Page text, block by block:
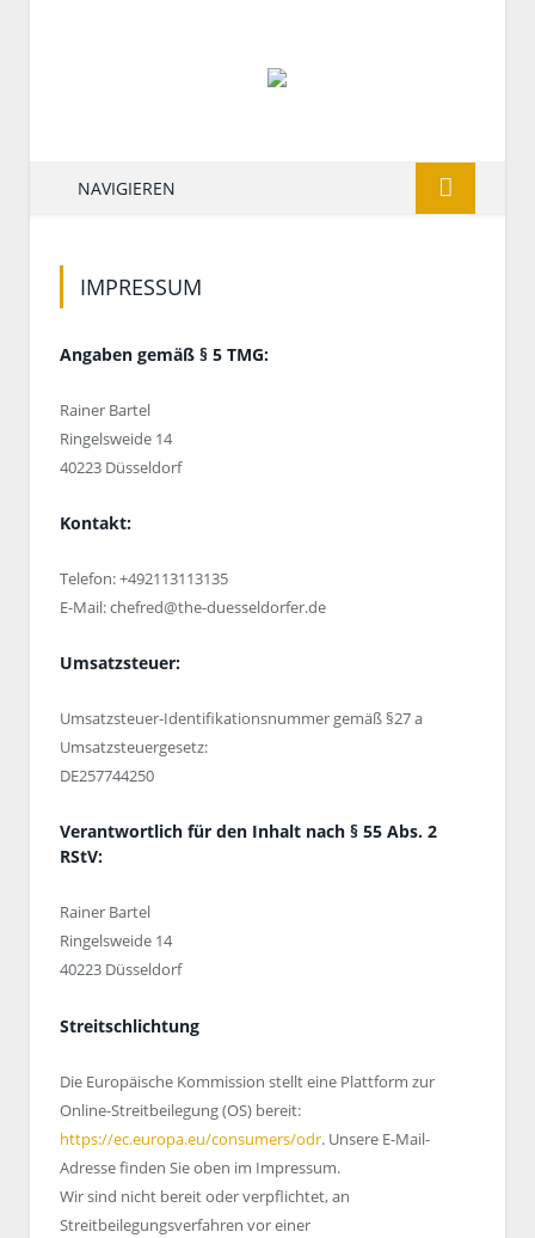
NAVIGIEREN
IMPRESSUM
Angaben gemäß § 5 TMG:
Rainer Bartel
Ringelsweide 14
40223 Düsseldorf
Kontakt:
Telefon: +492113113135
E-Mail: chefred@the-duesseldorfer.de
Umsatzsteuer:
Umsatzsteuer-Identifikationsnummer gemäß §27 a
Umsatzsteuergesetz:
DE257744250
Verantwortlich für den Inhalt nach § 55 Abs. 2
RStV:
Rainer Bartel
Ringelsweide 14
40223 Düsseldorf
Streitschlichtung
Die Europäische Kommission stellt eine Plattform zur
Online-Streitbeilegung (OS) bereit:
https://ec.europa.eu/consumers/odr. Unsere E-Mail-
Adresse finden Sie oben im Impressum.
Wir sind nicht bereit oder verpflichtet, an
Streitbeilegungsverfahren vor einer